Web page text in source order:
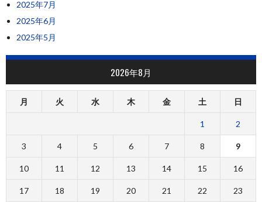
2025年7月
2025年6月
2025年5月
2026年8月
月 火 水 木 金 土 日
1 2
3 4 5 6 7 8 9
10 11 12 13 14 15 16
17 18 19 20 21 22 23